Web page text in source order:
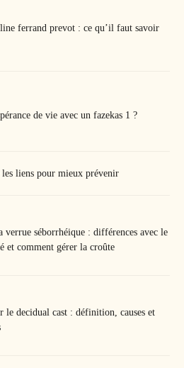
ferrand prevot : ce qu’il faut savoir
de vie avec un fazekas 1 ?
liens pour mieux prévenir
verrue séborrhéique : différences avec le
et comment gérer la croûte
le decidual cast : définition, causes et